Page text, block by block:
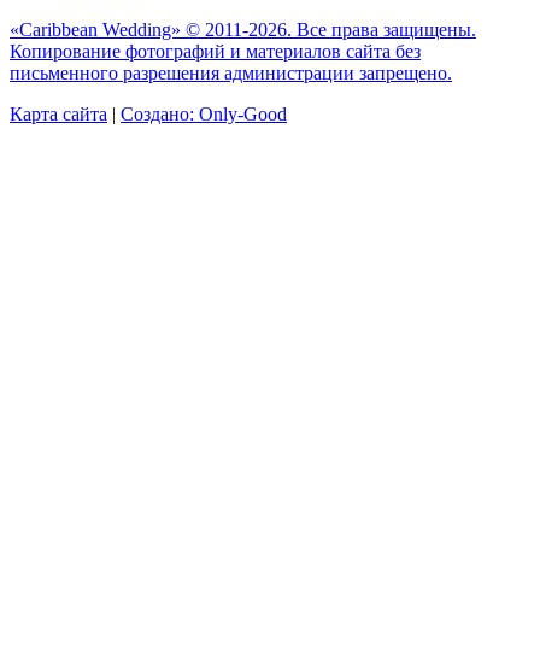
«Caribbean Wedding» © 2011-2026. Все права защищены.
Копирование фотографий и материалов сайта без
письменного разрешения администрации запрещено.
Карта сайта | Создано: Only-Good